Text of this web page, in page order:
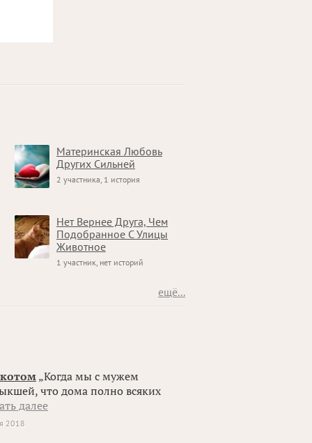
Материнская Любовь
Других Сильней
2 участника, 1 история
Нет Вернее Друга, Чем
Подобранное С Улицы
Животное
1 участник, нет историй
ещё...
котом „Когда мы с мужем
что дома полно всяких
далее
2018